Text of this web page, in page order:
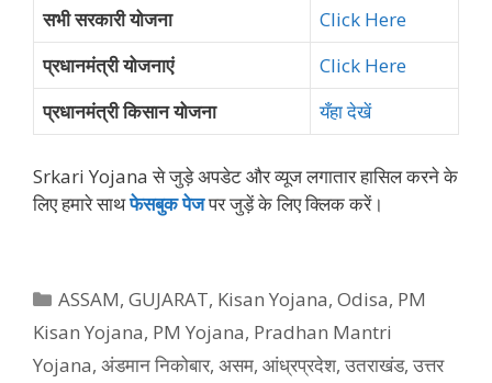
सभी सरकारी योजना
Click Here
प्रधानमंत्री योजनाएं
Click Here
प्रधानमंत्री किसान योजना
यँहा देखें
Srkari Yojana से जुड़े अपडेट और व्‍यूज लगातार हासिल करने के
लिए हमारे साथफेसबुक पेजपर जुड़ें के ल‍िए क्‍ल‍िक करें।
Categories
ASSAM,GUJARAT, Kisan Yojana,Odisa, PM
Kisan Yojana, PM Yojana, Pradhan Mantri
Yojana, अंडमान निकोबार, असम, आंध्रप्रदेश, उतराखंड, उत्तर